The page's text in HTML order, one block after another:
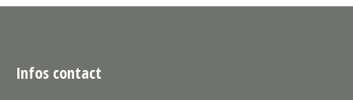
Infos contact